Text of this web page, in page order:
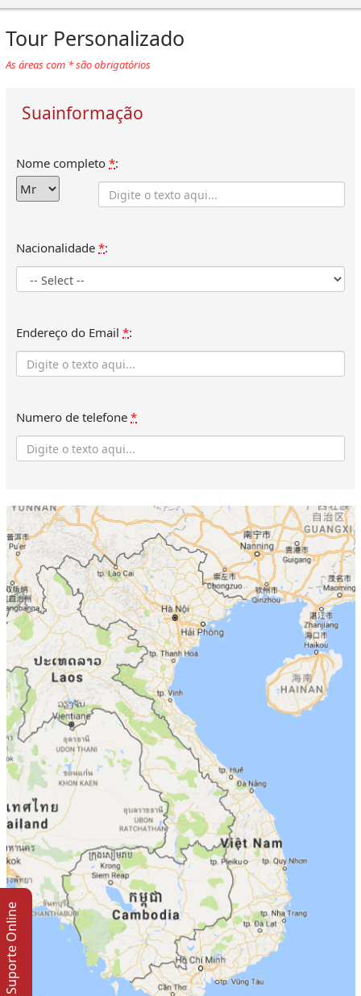
Tour Personalizado
As áreas com *são obrigatórios
Suainformação
Nome completo *:
Nacionalidade *:
Endereço do Email *:
Numero de telefone *
Suporte Online